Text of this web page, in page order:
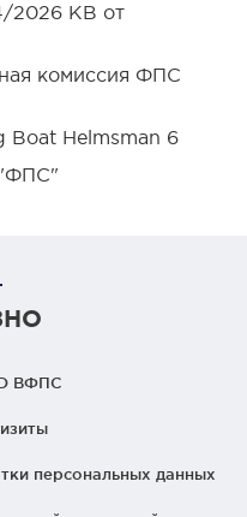
2026 КВ от
комиссия ФПС
Boat Helmsman 6
ВФПС
персональных данных